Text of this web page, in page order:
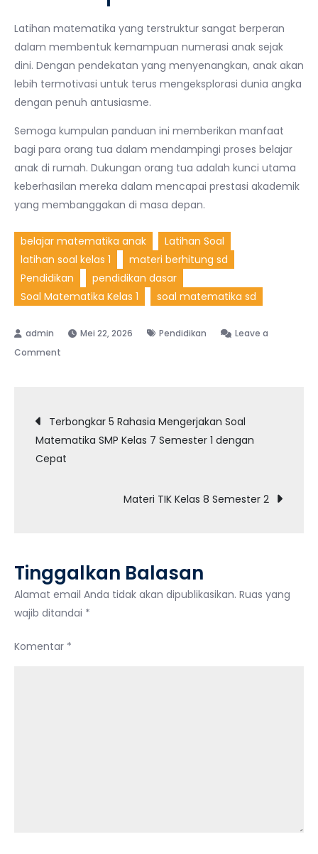
Latihan matematika yang terstruktur sangat berperan
dalam membentuk kemampuan numerasi anak sejak
dini. Dengan pendekatan yang menyenangkan, anak akan
lebih termotivasi untuk terus mengeksplorasi dunia angka
dengan penuh antusiasme.
Semoga kumpulan panduan ini memberikan manfaat
bagi para orang tua dalam mendampingi proses belajar
anak di rumah. Dukungan orang tua adalah kunci utama
keberhasilan mereka dalam mencapai prestasi akademik
yang membanggakan di masa depan.
belajar matematika anak
Latihan Soal
latihan soal kelas 1
materi berhitung sd
Pendidikan
pendidikan dasar
Soal Matematika Kelas 1
soal matematika sd
Mei 22, 2026 Pendidikan
Leave a
Comment
Matematika
Kelas
1
Sebelum
Ujian
Sekolah
Navigasi
pos
Terbongkar 5 Rahasia Mengerjakan Soal
Matematika SMP Kelas 7 Semester 1 dengan
Cepat
Materi TIK Kelas 8 Semester 2
Tinggalkan Balasan
Alamat email Anda tidak akan dipublikasikan. Ruas yang
wajib ditandai *
Komentar *